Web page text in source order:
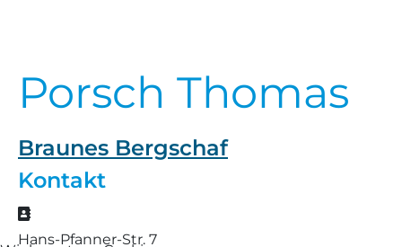
Porsch Thomas
Braunes Bergschaf
Kontakt
Adresse
Hans-Pfanner-Str. 7
Links Züchter-Internetseiten
Futtrationsrechner
Neueinsteiger
Weißes Bergschaf
Rouge de Roussillon
Schwarzes Villnösser Schaf